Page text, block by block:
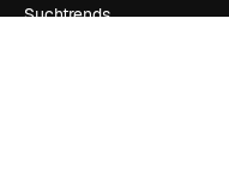
Suchtrends